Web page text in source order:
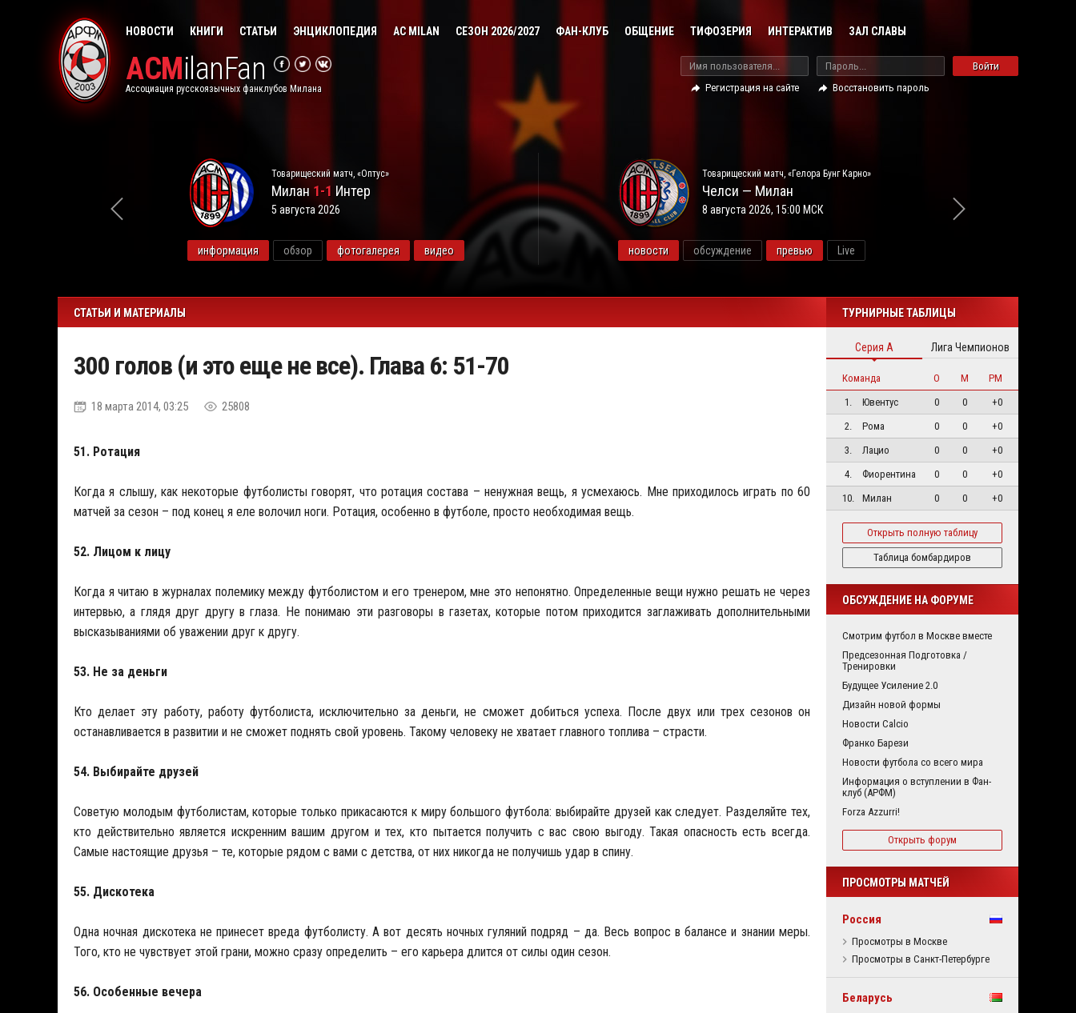
НОВОСТИ КНИГИ СТАТЬИ ЭНЦИКЛОПЕДИЯ AC MILAN СЕЗОН 2026/2027 ФАН-КЛУБ ОБЩЕНИЕ ТИФОЗЕРИЯ ИНТЕРАКТИВ ЗАЛ СЛАВЫ
ACMilanFan
Ассоциация русскоязычных фанклубов Милана
Войти
Регистрация на сайте
Восстановить пароль
Товарищеский матч, «Оптус»
Милан 1-1 Интер
5 августа 2026
информация обзор фотогалерея видео
Товарищеский матч, «Гелора Бунг Карно»
Челси — Милан
8 августа 2026, 15:00 МСК
новости обсуждение превью Live
СТАТЬИ И МАТЕРИАЛЫ
300 голов (и это еще не все). Глава 6: 51-70
18 марта 2014, 03:25 25808
51. Ротация
Когда я слышу, как некоторые футболисты говорят, что ротация состава – ненужная вещь, я усмехаюсь. Мне приходилось играть по 60
матчей за сезон – под конец я еле волочил ноги. Ротация, особенно в футболе, просто необходимая вещь.
52. Лицом к лицу
Когда я читаю в журналах полемику между футболистом и его тренером, мне это непонятно. Определенные вещи нужно решать не через
интервью, а глядя друг другу в глаза. Не понимаю эти разговоры в газетах, которые потом приходится заглаживать дополнительными
высказываниями об уважении друг к другу.
53. Не за деньги
Кто делает эту работу, работу футболиста, исключительно за деньги, не сможет добиться успеха. После двух или трех сезонов он
останавливается в развитии и не сможет поднять свой уровень. Такому человеку не хватает главного топлива – страсти.
54. Выбирайте друзей
Советую молодым футболистам, которые только прикасаются к миру большого футбола: выбирайте друзей как следует. Разделяйте тех,
кто действительно является искренним вашим другом и тех, кто пытается получить с вас свою выгоду. Такая опасность есть всегда.
Самые настоящие друзья – те, которые рядом с вами с детства, от них никогда не получишь удар в спину.
55. Дискотека
Одна ночная дискотека не принесет вреда футболисту. А вот десять ночных гуляний подряд – да. Весь вопрос в балансе и знании меры.
Того, кто не чувствует этой грани, можно сразу определить – его карьера длится от силы один сезон.
56. Особенные вечера
ТУРНИРНЫЕ ТАБЛИЦЫ
Серия А Лига Чемпионов
Команда О М
РМ
1.
Ювентус 0 0
+0
2.
Рома 0 0
+0
3.
Лацио 0 0
+0
4.
Фиорентина 0 0
+0
10.
Милан 0 0 +0
Открыть полную таблицу
Таблица бомбардиров
ОБСУЖДЕНИЕ НА ФОРУМЕ
Смотрим футбол в Москве вместе
Предсезонная Подготовка /
Тренировки
Будущее Усиление 2.0
Дизайн новой формы
Новости Calcio
Франко Барези
Новости футбола со всего мира
Информация о вступлении в Фан-
клуб (АРФМ)
Forza Azzurri!
Открыть форум
ПРОСМОТРЫ МАТЧЕЙ
Россия
Просмотры в Москве
Просмотры в Санкт-Петербурге
Беларусь